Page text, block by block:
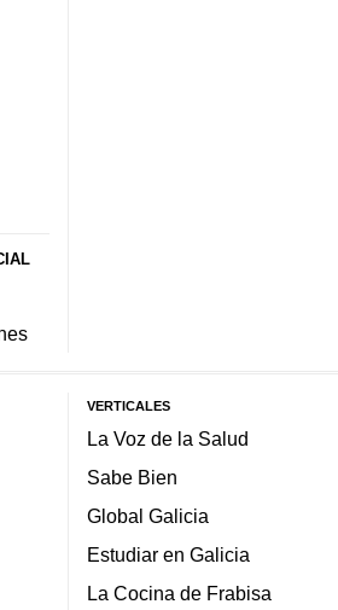
VERTICALES
La Voz de la Salud
Sabe Bien
Global Galicia
Estudiar en Galicia
La Cocina de Frabisa